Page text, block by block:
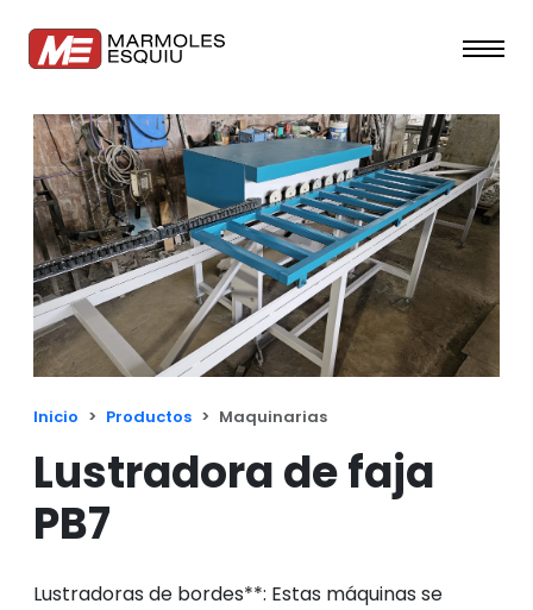
Inicio Productos Maquinarias
Lustradora de faja
PB7
Lustradoras de bordes**: Estas máquinas se